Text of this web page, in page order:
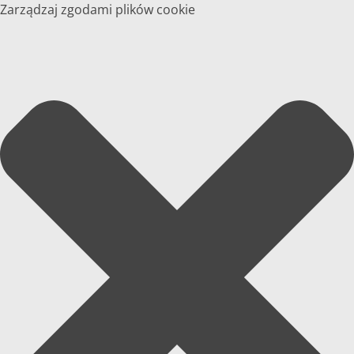
Zarządzaj zgodami plików cookie